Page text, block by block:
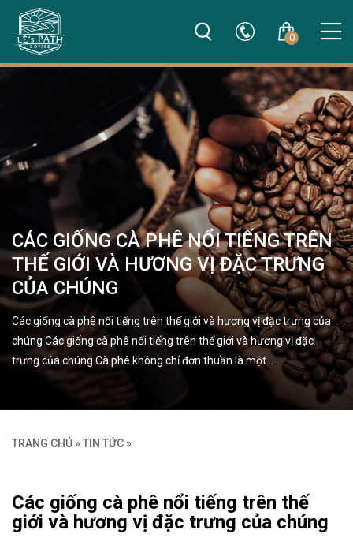
0
CÁC GIỐNG CÀ PHÊ NỔI TIẾNG TRÊN
THẾ GIỚI VÀ HƯƠNG VỊ ĐẶC TRƯNG
CỦA CHÚNG
Các giống cà phê nổi tiếng trên thế giới và hương vị đặc trưng của
chúng Các giống cà phê nổi tiếng trên thế giới và hương vị đặc
trưng của chúng Cà phê không chỉ đơn thuần là một…
TRANG CHỦ » TIN TỨC »
Các giống cà phê nổi tiếng trên thế
giới và hương vị đặc trưng của chúng